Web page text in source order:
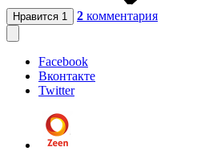
Нравится 1 2 комментария
Facebook
Вконтакте
Twitter